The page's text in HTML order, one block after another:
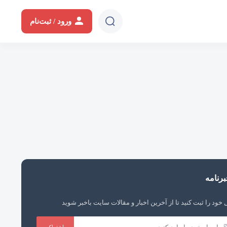
روز ساعت دقیقه
ورود / ثبت‌نام
خود را ثبت کنید تا از آخرین اخبار و مقالات سایت باخبر شوید